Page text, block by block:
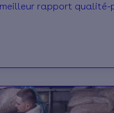
rapport qualité-